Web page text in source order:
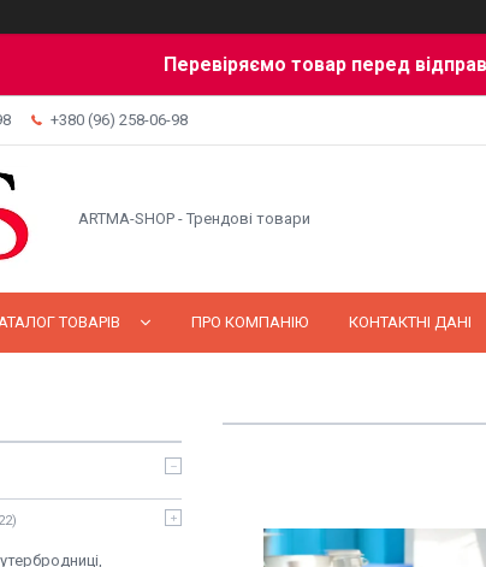
Перевіряємо товар перед
+380 (96) 258-06-98
ARTMA-SHOP - Трендові товари
ТОВАРІВ ПРО КОМПАНІЮ КОНТАКТНІ ДАНІ